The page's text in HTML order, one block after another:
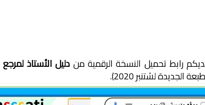
رابط تحميل النسخة الرقمية من دليل الأستاذ لمرجع
الجديدة لشتنبر 2020).